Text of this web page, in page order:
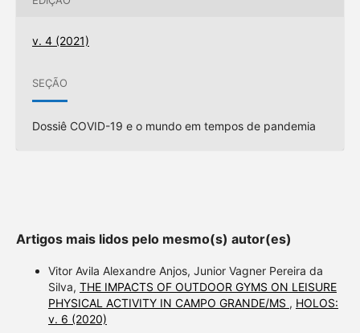
v. 4 (2021)
SEÇÃO
Dossiê COVID-19 e o mundo em tempos de pandemia
Artigos mais lidos pelo mesmo(s) autor(es)
Vitor Avila Alexandre Anjos, Junior Vagner Pereira da
Silva, THE IMPACTS OF OUTDOOR GYMS ON LEISURE
PHYSICAL ACTIVITY IN CAMPO GRANDE/MS , HOLOS:
v. 6 (2020)